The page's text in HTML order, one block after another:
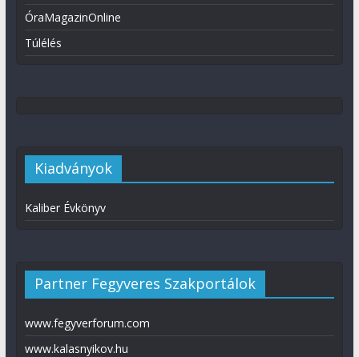
ÓraMagazinOnline
Túlélés
Kiadványok
Kaliber Évkönyv
Partner Fegyveres Szakportálok
www.fegyverforum.com
www.kalasnyikov.hu